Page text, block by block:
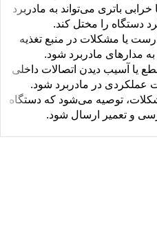
خرابی باتری می‌تواند به مادربرد
دستگاه را مختل کند.
یا مشکلات در منبع تغذیه
مدارهای مادربرد شود.
یا آسیب دیدن اتصالات داخلی
عملکردی در مادربرد شود.
توصیه می‌شود که دستگاه
و تعمیر ارسال شود.